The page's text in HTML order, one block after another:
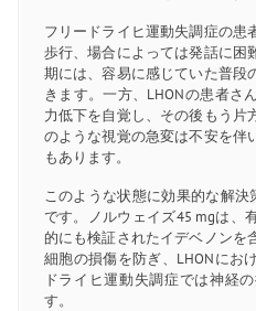
フリードライヒ運動失調症の患
歩行、場合によっては発話に困
期には、容易に感じていた普段
きます。一方、LHONの患者さ
力低下を自覚し、その後もう片
のような視覚の急変は不安を伴
もあります。
このような状態に効果的な解
です。ノルウェイズ45 mgは、
的にも検証されたイデベノンを
細胞の損傷を防ぎ、LHONにお
ドライヒ運動失調症では神経
す。